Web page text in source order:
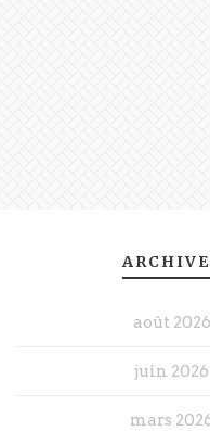
août 2026
juin 2026
mars